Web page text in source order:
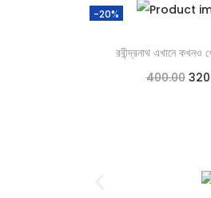
-20%
রবীন্দ্রনাথ এখানে কখনও
400.00